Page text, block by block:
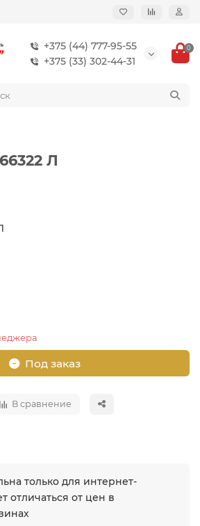
+375 (44) 777-95-55
+375 (33) 302-44-31
0
Л
Под заказ
В сравнение
только для интернет-
отличаться от цен в